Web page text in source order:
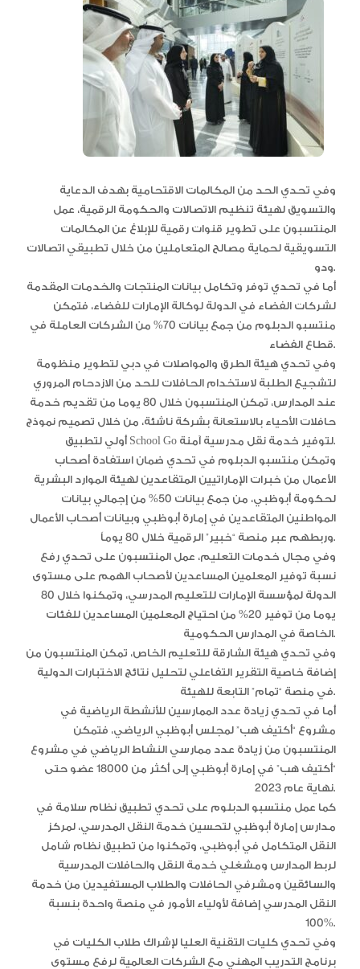
وفي تحدي الحد من المكالمات الاقتحامية بهدف الدعاية
والتسويق لهيئة تنظيم الاتصالات والحكومة الرقمية، عمل
المنتسبون على تطوير قنوات رقمية للإبلاغ عن المكالمات
التسويقية لحماية مصالح المتعاملين من خلال تطبيقي اتصالات
ودو.
أما في تحدي توفر وتكامل بيانات المنتجات والخدمات المقدمة
لشركات الفضاء في الدولة لوكالة الإمارات للفضاء، فتمكن
منتسبو الدبلوم من جمع بيانات 70% من الشركات العاملة في
قطاع الفضاء.
وفي تحدي هيئة الطرق والمواصلات في دبي لتطوير منظومة
لتشجيع الطلبة لاستخدام الحافلات للحد من الازدحام المروري
عند المدارس، تمكن المنتسبون خلال 80 يوما من تقديم خدمة
حافلات الأحياء بالاستعانة بشركة ناشئة، من خلال تصميم نموذج
أولي لتطبيق School Go لتوفير خدمة نقل مدرسية آمنة.
وتمكن منتسبو الدبلوم في تحدي ضمان استفادة أصحاب
الأعمال من خبرات الإماراتيين المتقاعدين لهيئة الموارد البشرية
لحكومة أبوظبي، من جمع بيانات 50% من إجمالي بيانات
المواطنين المتقاعدين في إمارة أبوظبي وبيانات أصحاب الأعمال
وربطهم عبر منصة “خبير” الرقمية خلال 80 يوماً.
وفي مجال خدمات التعليم، عمل المنتسبون على تحدي رفع
نسبة توفير المعلمين المساعدين لأصحاب الهمم على مستوى
الدولة لمؤسسة الإمارات للتعليم المدرسي، وتمكنوا خلال 80
يوما من توفير 20% من احتياج المعلمين المساعدين للفئات
الخاصة في المدارس الحكومية.
وفي تحدي هيئة الشارقة للتعليم الخاص، تمكن المنتسبون من
إضافة خاصية التقرير التفاعلي لتحليل نتائج الاختبارات الدولية
في منصة “تمام” التابعة للهيئة.
أما في تحدي زيادة عدد الممارسين للأنشطة الرياضية في
مشروع “أكتيف هب” لمجلس أبوظبي الرياضي، فتمكن
المنتسبون من زيادة عدد ممارسي النشاط الرياضي في مشروع
“أكتيف هب” في إمارة أبوظبي إلى أكثر من 18000 عضو حتى
نهاية عام 2023.
كما عمل منتسبو الدبلوم على تحدي تطبيق نظام سلامة في
مدارس إمارة أبوظبي لتحسين خدمة النقل المدرسي، لمركز
النقل المتكامل في أبوظبي، وتمكنوا من تطبيق نظام شامل
لربط المدارس ومشغلي خدمة النقل والحافلات المدرسية
والسائقين ومشرفي الحافلات والطلاب المستفيدين من خدمة
النقل المدرسي إضافة لأولياء الأمور في منصة واحدة بنسبة
100%.
وفي تحدي كليات التقنية العليا لإشراك طلاب الكليات في
برنامج التدريب المهني مع الشركات العالمية لرفع مستوى